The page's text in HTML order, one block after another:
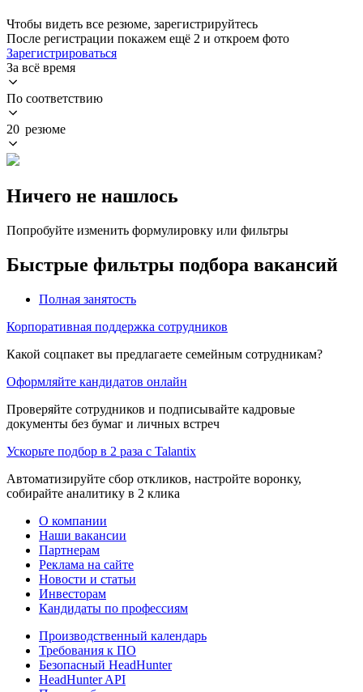
Чтобы видеть все резюме, зарегистрируйтесь
После регистрации покажем ещё 2 и откроем фото
Зарегистрироваться
За всё время
По соответствию
20 резюме
Ничего не нашлось
Попробуйте изменить формулировку или фильтры
Быстрые фильтры подбора вакансий
Полная занятость
Корпоративная поддержка сотрудников
Какой соцпакет вы предлагаете семейным сотрудникам?
Оформляйте кандидатов онлайн
Проверяйте сотрудников и подписывайте кадровые
документы без бумаг и личных встреч
Ускорьте подбор в 2 раза с Talantix
Автоматизируйте сбор откликов, настройте воронку,
собирайте аналитику в 2 клика
О компании
Наши вакансии
Партнерам
Реклама на сайте
Новости и статьи
Инвесторам
Кандидаты по профессиям
Производственный календарь
Требования к ПО
Безопасный HeadHunter
HeadHunter API